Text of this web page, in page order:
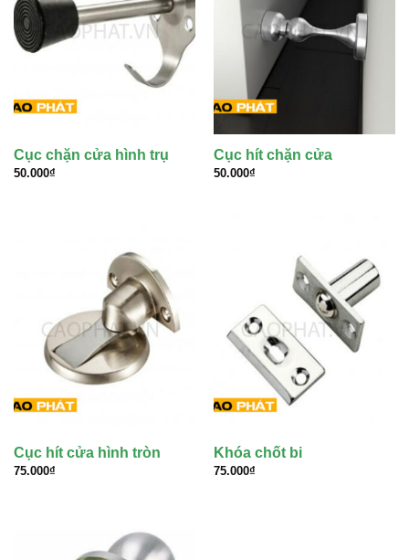
Cục chặn cửa hình trụ
50.000₫
Cục hít chặn cửa
50.000₫
Cục hít cửa hình tròn
75.000₫
Khóa chốt bi
75.000₫